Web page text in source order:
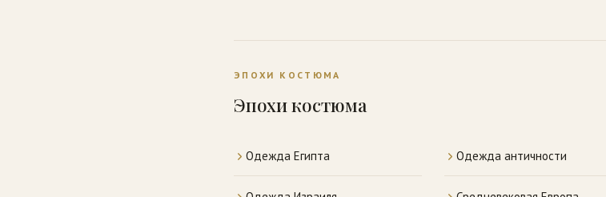
ЭПОХИ КОСТЮМА
Эпохи костюма
Одежда Египта Одежда античности